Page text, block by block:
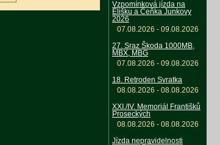
Vzpomínková jízda na
Elišku a Čeňka Junkovy
2026
07.08.2026 - 09.08.2026
27. Sraz Škoda 1000MB,
MBX, MBG
07.08.2026 - 09.08.2026
18. Retroden Svratka
08.08.2026 - 08.08.2026
XXI./IV. Memoriál Františků
Proseckých
08.08.2026 - 08.08.2026
Jízda nepravidelnosti